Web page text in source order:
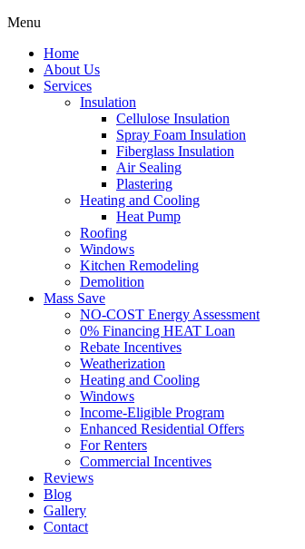
Menu
Home
About Us
Services
Insulation
Cellulose Insulation
Spray Foam Insulation
Fiberglass Insulation
Air Sealing
Plastering
Heating and Cooling
Heat Pump
Roofing
Windows
Kitchen Remodeling
Demolition
Mass Save
NO-COST Energy Assessment
0% Financing HEAT Loan
Rebate Incentives
Weatherization
Heating and Cooling
Windows
Income-Eligible Program
Enhanced Residential Offers
For Renters
Commercial Incentives
Reviews
Blog
Gallery
Contact